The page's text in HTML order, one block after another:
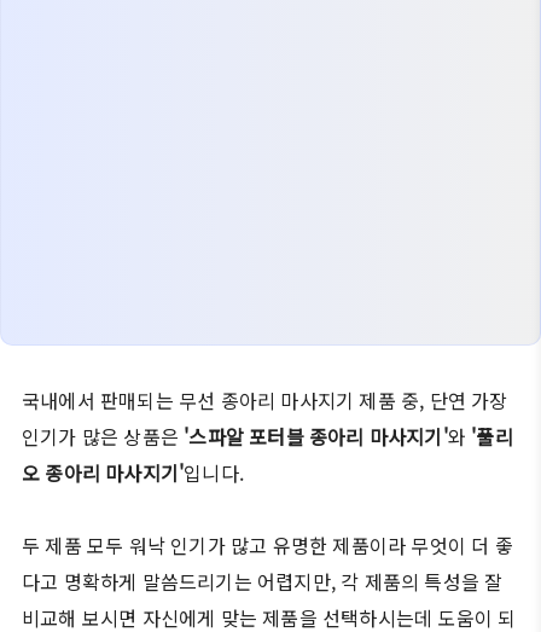
국내에서 판매되는 무선 종아리 마사지기 제품 중, 단연 가장
인기가 많은 상품은 '스파알 포터블 종아리 마사지기'와 '풀리
오 종아리 마사지기'입니다.
두 제품 모두 워낙 인기가 많고 유명한 제품이라 무엇이 더 좋
다고 명확하게 말씀드리기는 어렵지만, 각 제품의 특성을 잘
비교해 보시면 자신에게 맞는 제품을 선택하시는데 도움이 되